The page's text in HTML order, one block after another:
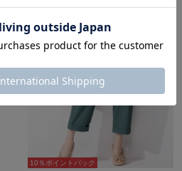
10％ポイントバック